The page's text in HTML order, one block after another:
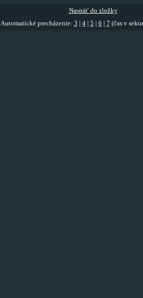
Naspäť do zložky
Automatické precházenie: 3 4| 5 6 7 (čas v